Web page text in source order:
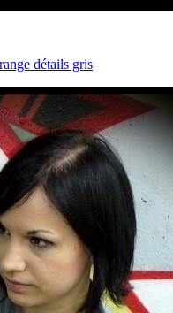
détails gris